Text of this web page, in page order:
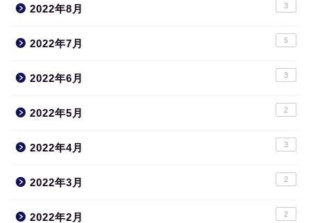
2022年8月 3
2022年7月 5
2022年6月 3
2022年5月 2
2022年4月 3
2022年3月 2
2022年2月 2